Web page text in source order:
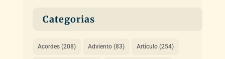
Categorias
Acordes(208) Adviento(83) Artículo(254)